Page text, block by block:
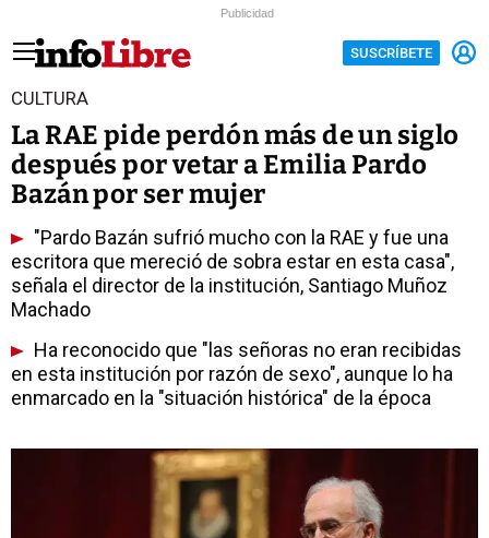
Publicidad
SUSCRÍBETE
CULTURA
La RAE pide perdón más de un siglo
después por vetar a Emilia Pardo
Bazán por ser mujer
"Pardo Bazán sufrió mucho con la RAE y fue una
escritora que mereció de sobra estar en esta casa",
señala el director de la institución, Santiago Muñoz
Machado
Ha reconocido que "las señoras no eran recibidas
en esta institución por razón de sexo", aunque lo ha
enmarcado en la "situación histórica" de la época